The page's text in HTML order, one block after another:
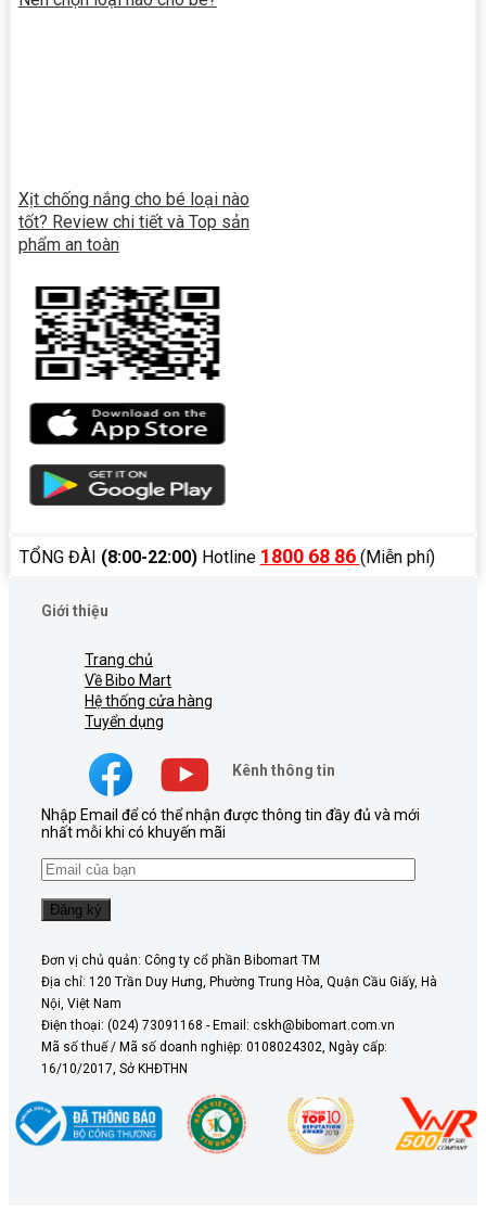
Xịt chống nắng cho bé loại nào
tốt? Review chi tiết và Top sản
phẩm an toàn
TỔNG ĐÀI (8:00-22:00)Hotline 1800 68 86 (Miễn phí)
Giới thiệu
Trang chủ
Về Bibo Mart
Hệ thống cửa hàng
Tuyển dụng
Kênh thông tin
Nhập Email để có thể nhận được thông tin đầy đủ và mới
nhất mỗi khi có khuyến mãi
Đơn vị chủ quản: Công ty cổ phần Bibomart TM
Địa chỉ: 120 Trần Duy Hưng, Phường Trung Hòa, Quận Cầu Giấy, Hà
Nội, Việt Nam
Điện thoại: (024) 73091168 - Email: cskh@bibomart.com.vn
Mã số thuế / Mã số doanh nghiệp: 0108024302, Ngày cấp:
16/10/2017, Sở KHĐTHN